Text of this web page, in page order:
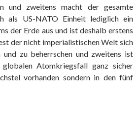
und zweitens macht der gesamte
als US-NATO Einheit lediglich ein
der Erde aus und ist deshalb erstens
der nicht imperialistischen Welt sich
und zu beherrschen und zweitens ist
globalen Atomkriegsfall ganz sicher
vorhanden sondern in den fünf
Glaubwürdigkeitsproblemen: 1.